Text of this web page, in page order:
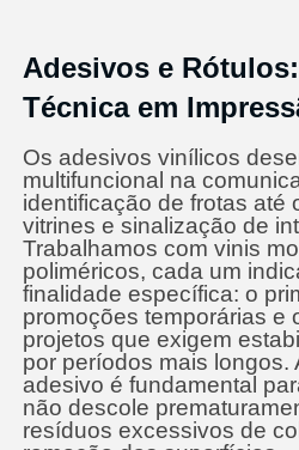
Adesivos e
Técnica em
Os adesivos vinílicos
multifuncional na
identificação de frotas até
vitrines e sinalização de
Trabalhamos com vinis
poliméricos, cada um
finalidade específica: o
promoções temporárias e
projetos que exigem
por períodos mais longos.
adesivo é fundamental
não descole
resíduos excessivos de